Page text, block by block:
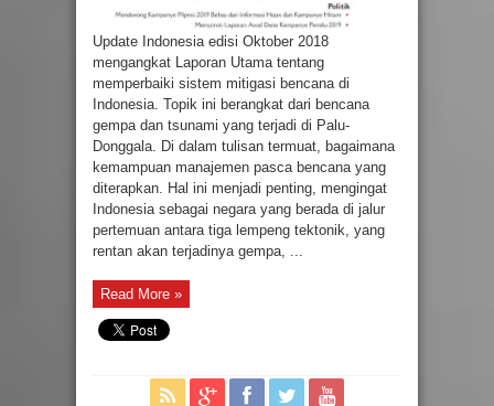
Update Indonesia edisi Oktober 2018
mengangkat Laporan Utama tentang
memperbaiki sistem mitigasi bencana di
Indonesia. Topik ini berangkat dari bencana
gempa dan tsunami yang terjadi di Palu-
Donggala. Di dalam tulisan termuat, bagaimana
kemampuan manajemen pasca bencana yang
diterapkan. Hal ini menjadi penting, mengingat
Indonesia sebagai negara yang berada di jalur
pertemuan antara tiga lempeng tektonik, yang
rentan akan terjadinya gempa, ...
Read More »